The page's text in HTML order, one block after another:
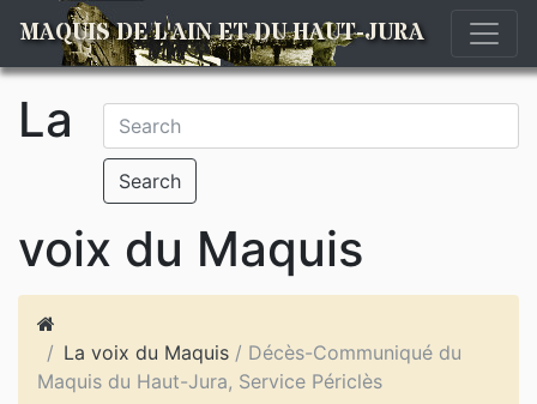
MAQUIS DE L'AIN ET DU HAUT-JURA
Search
La
voix du Maquis
La voix du Maquis / Décès-Communiqué du
Maquis du Haut-Jura, Service Périclès